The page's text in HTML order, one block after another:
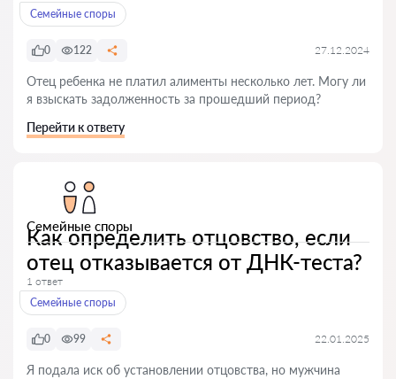
Семейные споры
0 122 27.12.2024
Отец ребенка не платил алименты несколько лет. Могу ли
я взыскать задолженность за прошедший период?
Перейти к ответу
Семейные споры
Как определить отцовство, если
отец отказывается от ДНК-теста?
1 ответ
Семейные споры
0 99 22.01.2025
Я подала иск об установлении отцовства, но мужчина